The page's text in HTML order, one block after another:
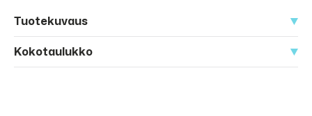
Tuotekuvaus
Kokotaulukko